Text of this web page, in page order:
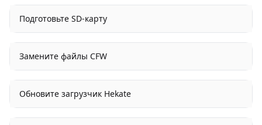
Подготовьте SD-карту
Замените файлы CFW
Обновите загрузчик Hekate